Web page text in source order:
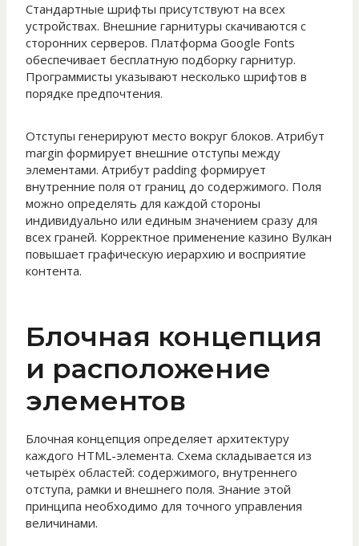
Стандартные шрифты присутствуют на всех
устройствах. Внешние гарнитуры скачиваются с
сторонних серверов. Платформа Google Fonts
обеспечивает бесплатную подборку гарнитур.
Программисты указывают несколько шрифтов в
порядке предпочтения.
Отступы генерируют место вокруг блоков. Атрибут
margin формирует внешние отступы между
элементами. Атрибут padding формирует
внутренние поля от границ до содержимого. Поля
можно определять для каждой стороны
индивидуально или единым значением сразу для
всех граней. Корректное применение казино Вулкан
повышает графическую иерархию и восприятие
контента.
Блочная концепция
и расположение
элементов
Блочная концепция определяет архитектуру
каждого HTML-элемента. Схема складывается из
четырёх областей: содержимого, внутреннего
отступа, рамки и внешнего поля. Знание этой
принципа необходимо для точного управления
величинами.